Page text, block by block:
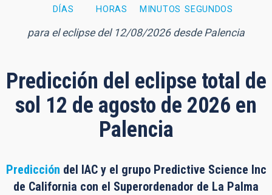
DÍAS HORAS MINUTOS SEGUNDOS
para el eclipse del 12/08/2026 desde Palencia
Predicción del eclipse total de
sol 12 de agosto de 2026 en
Palencia
Predicción del IAC y el grupo Predictive Science Inc
de California con el Superordenador de La Palma